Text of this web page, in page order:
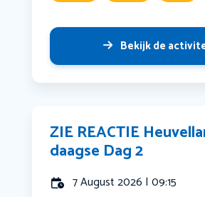
Bekijk de
ZIE REACTIE
daagse Dag 2
7 August 2026 | 09:15